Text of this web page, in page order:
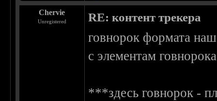
Chervie
Unregistered RE: контент трекера
говнорок формата
с элементам
***здесь говнорок -